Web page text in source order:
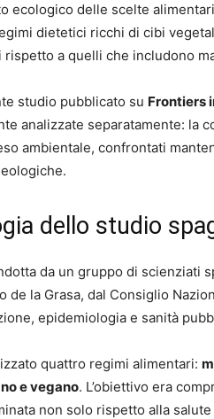
ecologico delle scelte
dietetici ricchi di cibi
rispetto a quelli che includono
studio pubblicato su Frontiers
analizzate separatamente: la
ambientale, confrontati
dello studio
da un gruppo di scienziati
de la Grasa, dal Consiglio
epidemiologia e sanità
quattro regimi alimentari:
e vegano. L’obiettivo era
non solo rispetto alla